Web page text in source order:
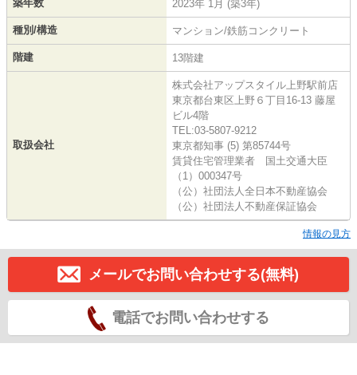
築年数 2023年 1月 (築3年)
種別/構造 マンション/鉄筋コンクリート
階建 13階建
取扱会社
株式会社アップスタイル上野駅前店
東京都台東区上野６丁目16-13 藤屋
ビル4階
TEL:03-5807-9212
東京都知事 (5) 第85744号
賃貸住宅管理業者 国土交通大臣
（1）000347号
（公）社団法人全日本不動産協会
（公）社団法人不動産保証協会
情報の見方
メールでお問い合わせする(無料)
電話でお問い合わせする